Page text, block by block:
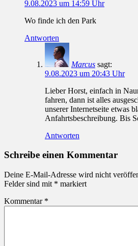
9.08.2023 um 14:59 Uhr
Wo finde ich den Park
Antworten
Marcus sagt:
9.08.2023 um 20:43 Uhr
Lieber Horst, einfach in
fahren, dann ist alles
unserer Internetseite etwas
Anfahrtsbeschreibung. Bis
Antworten
Schreibe einen Kommentar
Deine E-Mail-Adresse wird nicht
Felder sind mit * markiert
Kommentar *